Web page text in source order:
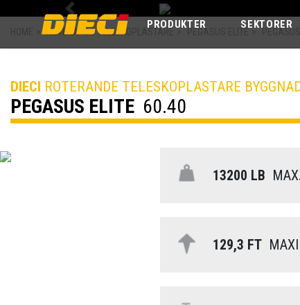
PRODUKTER SEKTORER
Previous
ROTERANDE TELESKOPLASTARE
DIECI ROTERANDE TELESKOPLASTARE
PEGASUS ELITE 60.40
13200 LB
129,3 FT